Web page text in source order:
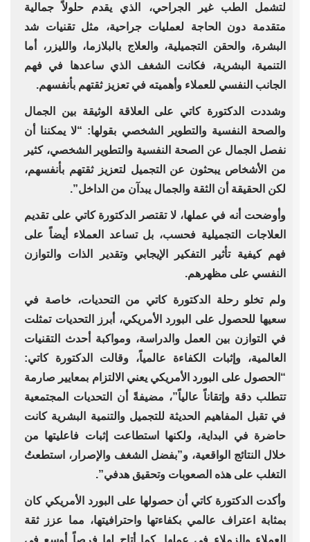
لتشمل الطب غير الجراحي، الذي يقدم حلولاً جمالية
متقدمة دون الحاجة لعمليات جراحية، مثل تقنيات شد
البشرة، والحقن التجميلية، والعلاج بالبلازما، والليزر، أما
التنمية البشرية، فكانت الشغف الذي ساعدها في فهم
الجانب النفسي للعملاء وأهميته في تعزيز ثقتهم بأنفسهم.
وشددت الدكتورة كاتي على العلاقة الوثيقة بين الجمال
والصحة النفسية والتطوير الشخصي بقولها: “لا يمكننا أن
نفصل الجمال عن الصحة النفسية والتطوير الشخصي، كثير
من الأشخاص يبحثون عن التجميل لتعزيز ثقتهم بأنفسهم،
لكن الحقيقة أن الثقة والجمال يبدآن من الداخل”.
وأوضحت أنه في عملها، لا تقتصر الدكتورة كاتي على تقديم
العلاجات التجميلية فحسب، بل تساعد العملاء أيضاً على
فهم كيفية تأثير التفكير الإيجابي وتقدير الذات والتوازن
النفسي على مظهرهم.
ولم تخلو رحلة الدكتورة كاتي من التحديات، خاصة في
سعيها للحصول على البورد الأمريكي، أبرز التحديات تمثلت
في التوازن بين العمل والدراسة، ومواكبة أحدث التقنيات
العالمية، وإثبات الكفاءة عالمياً، وقالت الدكتورة كاتي:
“الحصول على البورد الأمريكي يعني الالتزام بمعايير صارمة
تتطلب دقة وإتقاناً عالياً”، مضيفةً أن التحديات المجتمعية
في تقبل المفاهيم الحديثة للتجميل والتنمية البشرية كانت
حاضرة في البداية، ولكنها استطاعت إثبات فاعليتها من
خلال النتائج الواقعية، و”بفضل الشغف والإصرار، استطعتُ
التغلب على هذه الصعوبات وتحقيق هدفي”.
وأكدت الدكتورة كاتي أن حصولها على البورد الأمريكي كان
بمثابة اعتراف عالمي بكفاءتها واحترافيتها، مما عزز ثقة
العملاء والزملاء في عملها. كما أتاح لها فرصاً أوسع في